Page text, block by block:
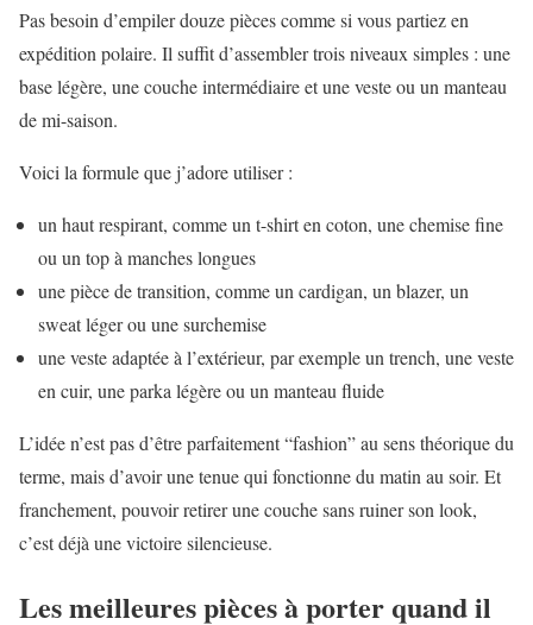
Pas besoin d’empiler douze pièces comme si vous partiez en
expédition polaire. Il suffit d’assembler trois niveaux simples : une
base légère, une couche intermédiaire et une veste ou un manteau
de mi-saison.
Voici la formule que j’adore utiliser :
un haut respirant, comme un t-shirt en coton, une chemise fine
ou un top à manches longues
une pièce de transition, comme un cardigan, un blazer, un
sweat léger ou une surchemise
une veste adaptée à l’extérieur, par exemple un trench, une veste
en cuir, une parka légère ou un manteau fluide
L’idée n’est pas d’être parfaitement “fashion” au sens théorique du
terme, mais d’avoir une tenue qui fonctionne du matin au soir. Et
franchement, pouvoir retirer une couche sans ruiner son look,
c’est déjà une victoire silencieuse.
Les meilleures pièces à porter quand il